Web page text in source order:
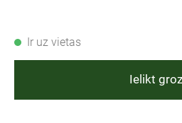
Ir uz vietas
Ielikt